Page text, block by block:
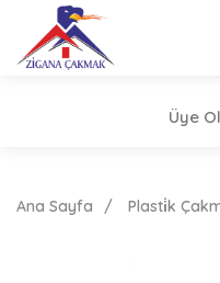
Üye Ol
Ana Sayfa Plasti̇k